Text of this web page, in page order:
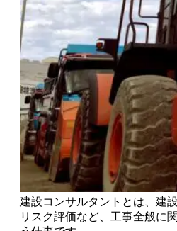
建設コンサルタントとは、建
リスク評価など、 工事全般に